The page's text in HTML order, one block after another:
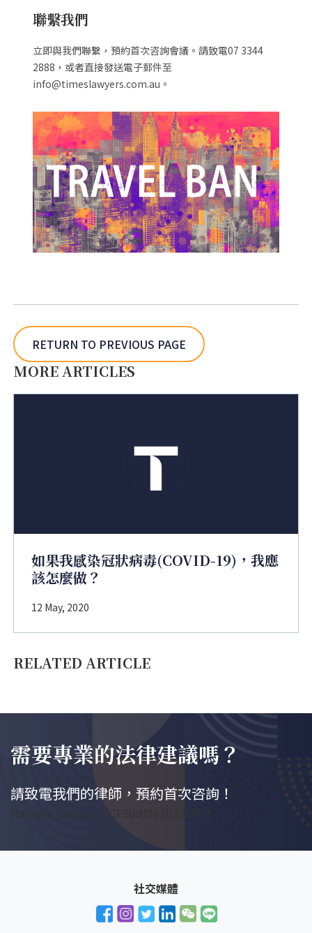
聯繫我們
立即與我們聯繫，預約首次咨詢會議。請致電07 3344
2888，或者直接發送電子郵件至
info@timeslawyers.com.au。
RETURN TO PREVIOUS PAGE
MORE ARTICLES
如果我感染冠狀病毒(COVID-19)，我應
該怎麼做？
12 May, 2020
RELATED ARTICLE
需要專業的法律建議嗎？
請致電我們的律師，預約首次咨詢！
[caldera_form id="CF5ddf0e7b7df29"]
社交媒體